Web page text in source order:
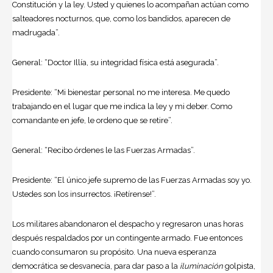
Constitución y la ley. Usted y quienes lo acompañan actúan como
salteadores nocturnos, que, como los bandidos, aparecen de
madrugada”.
General: “Doctor Illía, su integridad física está asegurada”.
Presidente: “Mi bienestar personal no me interesa. Me quedo
trabajando en el lugar que me indica la ley y mi deber. Como
comandante en jefe, le ordeno que se retire”.
General: “Recibo órdenes le las Fuerzas Armadas”.
Presidente: “El único jefe supremo de las Fuerzas Armadas soy yo.
Ustedes son los insurrectos. ¡Retírense!”.
Los militares abandonaron el despacho y regresaron unas horas
después respaldados por un contingente armado. Fue entonces
cuando consumaron su propósito. Una nueva esperanza
democrática se desvanecía, para dar paso a la iluminación golpista,